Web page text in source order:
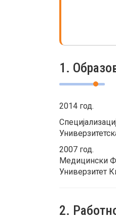
1.
2014 год.
2007 год.
Медицински
Универзитет
2.